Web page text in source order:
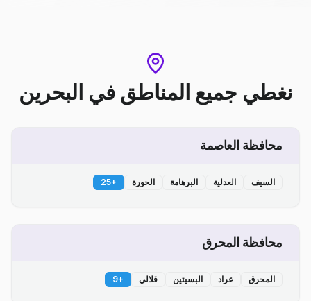
نغطي جميع المناطق في البحرين
محافظة العاصمة
السيف العدلية البرهامة الحورة +
25
محافظة المحرق
المحرق عراد البسيتين قلالي +
9